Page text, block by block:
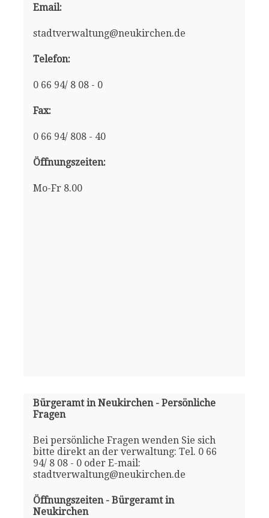
Email:
stadtverwaltung@neukirchen.de
Telefon:
0 66 94/ 8 08 - 0
Fax:
0 66 94/ 808 - 40
Öffnungszeiten:
Mo-Fr 8.00
Bürgeramt in Neukirchen - Persönliche
Fragen
Bei persönliche Fragen wenden Sie sich
bitte direkt an der verwaltung: Tel. 0 66
94/ 8 08 - 0 oder E-mail:
stadtverwaltung@neukirchen.de
Öffnungszeiten - Bürgeramt in
Neukirchen